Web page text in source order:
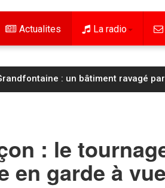
Actualites La radio
/ Tour de France Femmes : la
: le
en garde à vue